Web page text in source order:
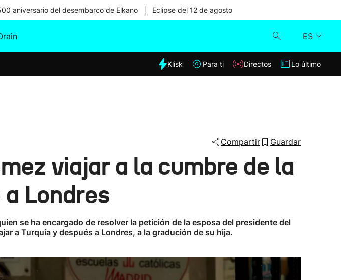
aniversario del desembarco de Elkano Eclipse del 12 de agosto
ES
Klisk
Lo último
Klisk Para ti Directos Lo último
Compartir Guardar
viajar a la cumbre de la
Londres
se ha encargado de resolver la petición de la esposa del presidente del
a Turquía y después a Londres, a la gradución de su hija.